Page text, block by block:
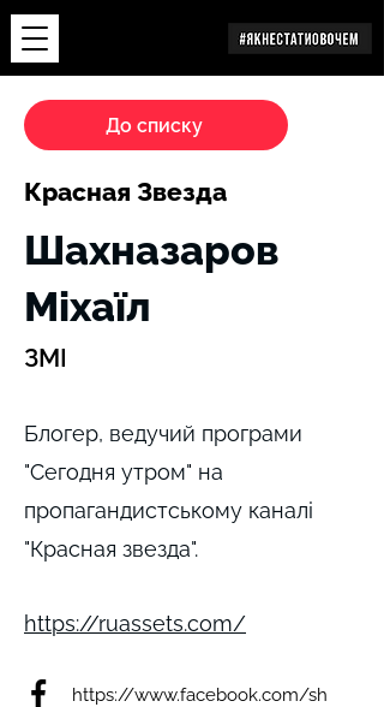
До списку
Красная Звезда
ЗМІ
Шахназаров
Міхаїл
Блогер, ведучий програми
"Сегодня утром" на
пропагандистському каналі
"Красная звезда".
https://ruassets.com/
https://www.facebook.com/sh